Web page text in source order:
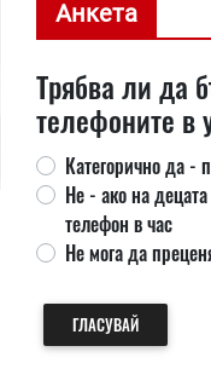
Анкета
Трябва ли да
телефоните в
Категорично да -
Не - ако на
телефон в час
Не мога да
ГЛАСУВАЙ